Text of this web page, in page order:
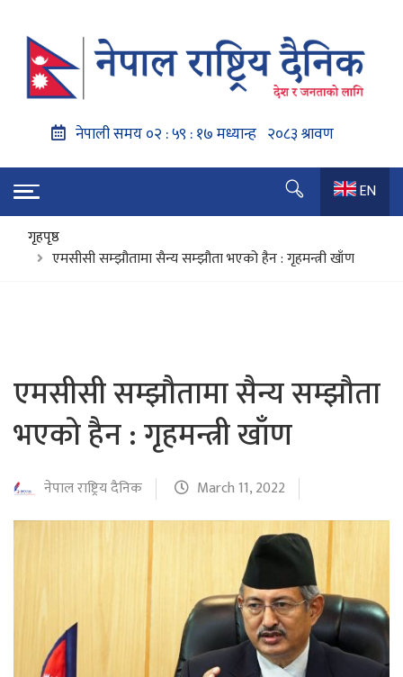
EN
गृहपृष्ठ
एमसीसी सम्झौतामा सैन्य सम्झौता भएको हैन : गृहमन्त्री खाँण
एमसीसी सम्झौतामा सैन्य सम्झौता
भएको हैन : गृहमन्त्री खाँण
नेपाल राष्ट्रिय दैनिक March 11, 2022